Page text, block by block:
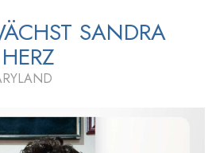
SANDRA